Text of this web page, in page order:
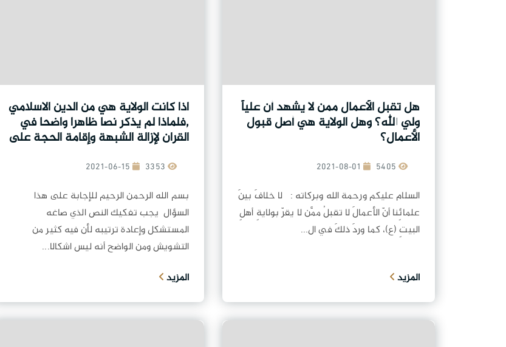
هل تقبل الأعمال ممن لا يشهد أن علياً
ولي الله؟ وهل الولاية هي أصل قبول
الأعمال؟
2021-08-01
السلام عليكم ورحمة الله وبركاته : لا خلافَ بينَ
علمائِنا أنّ الأعمالَ لا تقبلُ ممَّن لا يقرّ بولايةِ أهلِ
البيتِ (ع)، كما وردَ ذلكَ في ال...
المزيد
اذا كانت الولاية هي من الدين الاسلامي
,فلماذا لم يذكر نصا ظاهرا واضحا في
القران لإزالة الشبهة وإقامة الحجة على
2021-06-15
بسم الله الرحمن الرحيم للإجابة على هذا
السؤال يجب تفكيك النص الذي صاغه
المستشكل وإعادة ترتيبه لأن فيه كثير من
التشويش ومن الواضح أنه ليس اشكالا...
المزيد